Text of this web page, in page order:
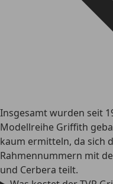
Insgesamt wurden seit
Modellreihe Griffith
kaum ermitteln, da sich
Rahmennummern mit
und Cerbera teilt.